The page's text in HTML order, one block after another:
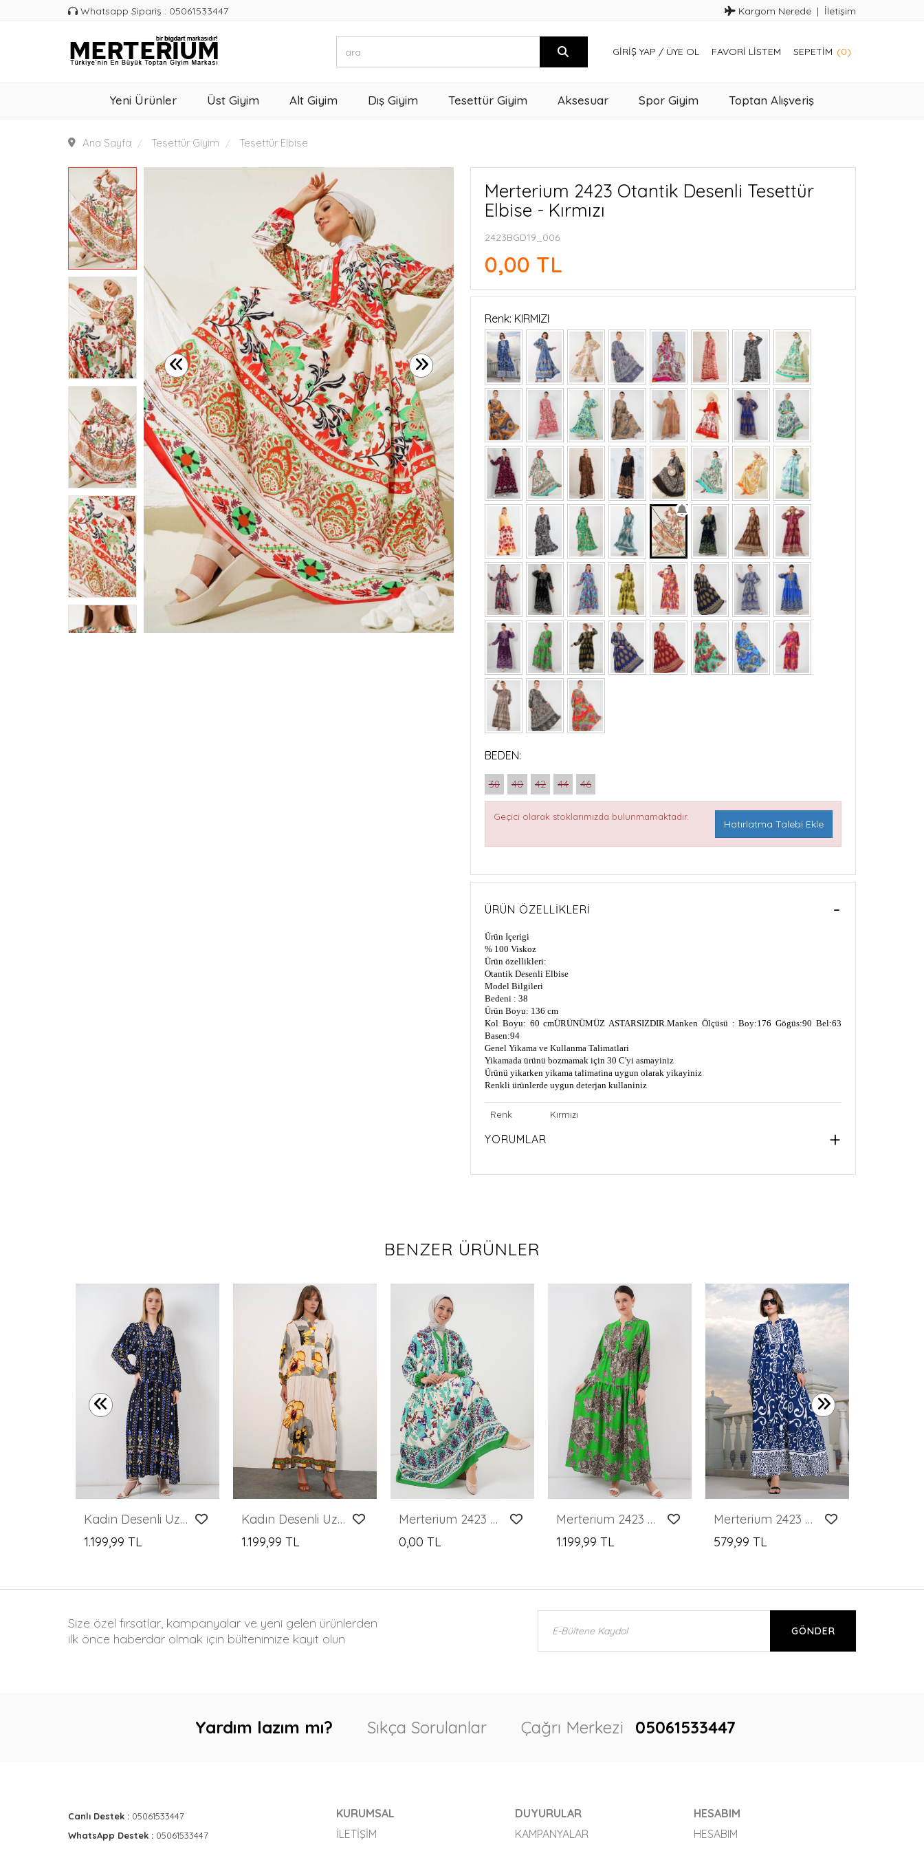
Whatsapp Sipariş : 05061533447 Kargom Nerede İletişim
GIRIŞ YAP / ÜYE OL FAVORI LISTEM SEPETIM (0)
Yeni Ürünler Üst Giyim Alt Giyim Dış Giyim Tesettür Giyim Aksesuar Spor Giyim Toptan Alışveriş
Ana Sayfa Tesettür Giyim Tesettür Elbise
Merterium 2423 Otantik Desenli Tesettür
Elbise - Kırmızı
2423BGD19_006
0,00 TL
Renk: KIRMIZI
BEDEN:
38 40 42 44 46
Geçici olarak stoklarımızda bulunmamaktadır.
Hatırlatma Talebi Ekle
ÜRÜN ÖZELLIKLERI
Ürün Içerigi
% 100 Viskoz
Ürün özellikleri:
Otantik Desenli Elbise
Model Bilgileri
Bedeni : 38
Ürün Boyu: 136 cm
Kol Boyu: 60 cmÜRÜNÜMÜZ ASTARSIZDIR.Manken Ölçüsü : Boy:176 Gögüs:90 Bel:63
Basen:94
Genel Yikama ve Kullanma Talimatlari
Yikamada ürünü bozmamak için 30 C'yi asmayiniz
Ürünü yikarken yikama talimatina uygun olarak yikayiniz
Renkli ürünlerde uygun deterjan kullaniniz
Renk Kırmızı
YORUMLAR
BENZER ÜRÜNLER
Kadın Desenli Uzun Tesettür Elbise 2585 - P. Lacivert
1.199,99 TL
Kadın Desenli Uzun Tesettür Elbise 2585 - C.Sarı
1.199,99 TL
Merterium 2423 Otantik Desenli Tesettür Elbise - Yeşil 1
0,00 TL
Merterium 2423 Otantik Desenli Tesettür Elbise - Siyah - Yeşil
1.199,99 TL
Merterium 2423 Otantik Desenli Tesettür Elbise - P. Lacivert
579,99 TL
Size özel fırsatlar, kampanyalar ve yeni gelen ürünlerden
ilk önce haberdar olmak için bültenimize kayıt olun
GÖNDER
Yardım lazım mı? Sıkça Sorulanlar Çağrı Merkezi 05061533447
Canlı Destek : 05061533447
WhatsApp Destek : 05061533447
KURUMSAL
İLETIŞIM
DUYURULAR
KAMPANYALAR
HESABIM
HESABIM